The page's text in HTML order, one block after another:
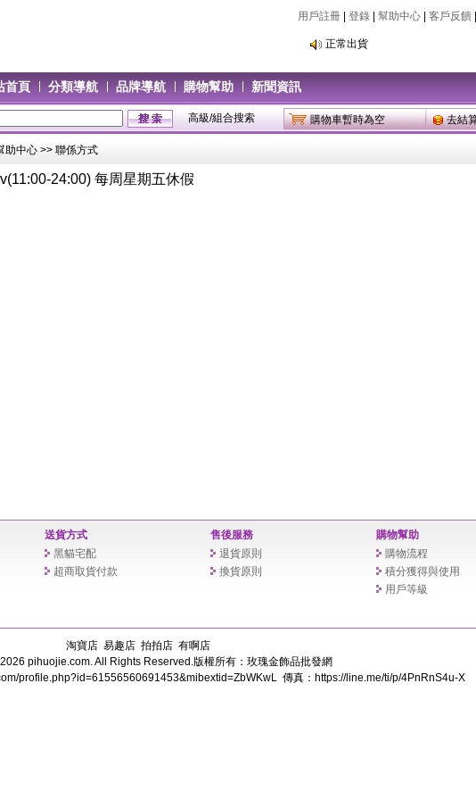
用戶註冊 登錄 幫助中心 客戶反饋
正常出貨
正常出貨
首頁 分類導航 品牌導航 購物幫助 新聞資訊
高級/組合搜索 購物車暫時為空 去結
助中心 >> 聯係方式
24:00) 每周星期五休假
送貨方式
黑貓宅配
超商取貨付款
售後服務
退貨原則
換貨原則
購物幫助
購物流程
積分獲得與使用
用戶等級
淘寶店 易趣店 拍拍店 有啊店
pihuojie.com. All Rights Reserved.版權所有：玫瑰金飾品批發網
profile.php?id=61556560691453&mibextid=ZbWKwL 傳真：https://line.me/ti/p/4PnRnS4u-X